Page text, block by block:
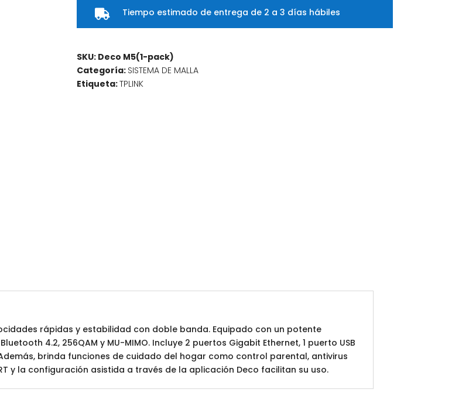
Banda
Gigabit
Pack
Por
 Tiempo estimado de entrega de 2 a 3 días hábiles
SKU: Deco M5(1-pack)
Categoría: SISTEMA DE MALLA
Etiqueta:TPLINK
rápidas y estabilidad con doble banda. Equipado con un potente
4.2, 256QAM y MU-MIMO. Incluye 2 puertos Gigabit Ethernet, 1 puerto USB
brinda funciones de cuidado del hogar como control parental, antivirus
y la configuración asistida a través de la aplicación Deco facilitan su uso.